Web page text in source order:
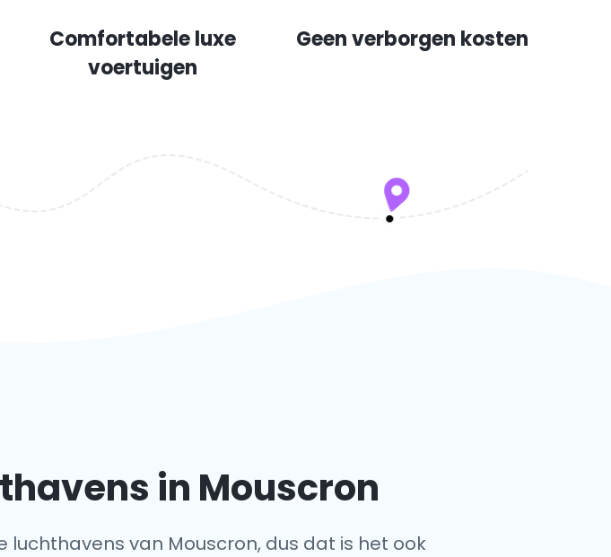
Comfortabele luxe
voertuigen
Geen verborgen kosten
in Mouscron
van Mouscron, dus dat is het ook